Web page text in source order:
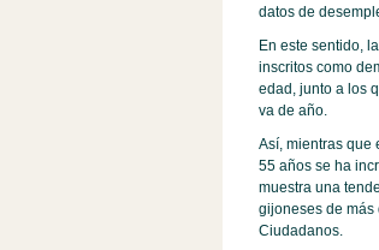
datos de
En este sentido,
inscritos como
edad, junto a los
va de año.
Así, mientras que
55 años se ha
muestra una
gijoneses de más
Ciudadanos.